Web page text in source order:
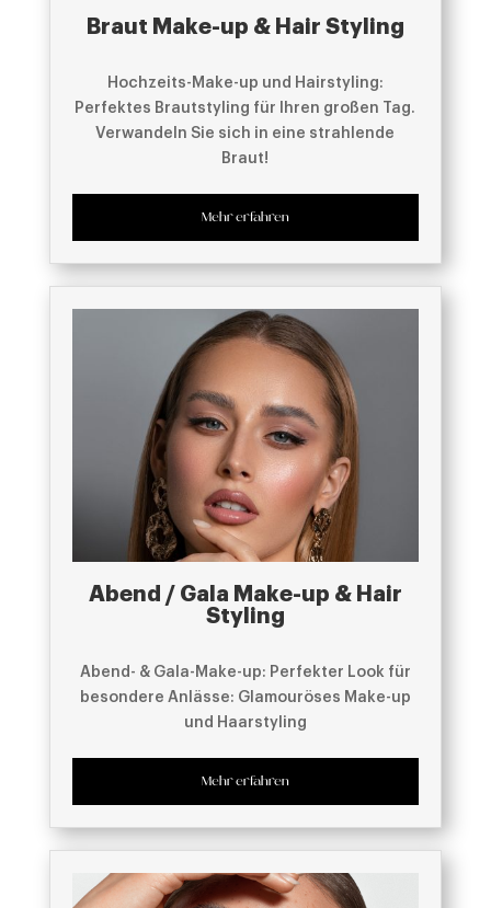
Braut Make-up & Hair Styling
Hochzeits-Make-up und Hairstyling:
Perfektes Brautstyling für Ihren großen Tag.
Verwandeln Sie sich in eine strahlende
Braut!
Mehr erfahren
Abend / Gala Make-up & Hair
Styling
Abend- & Gala-Make-up: Perfekter Look für
besondere Anlässe: Glamouröses Make-up
und Haarstyling
Mehr erfahren